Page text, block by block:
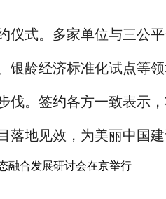
仪式。多家单位与三公
银龄经济标准化试点等
伐。签约各方一致表示
落地见效，为美丽中国